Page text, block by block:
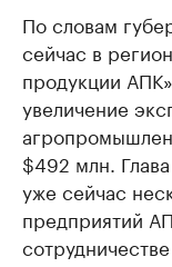
По словам
сейчас в
продукции
увеличение
$492 млн.
уже сейчас
предприятий